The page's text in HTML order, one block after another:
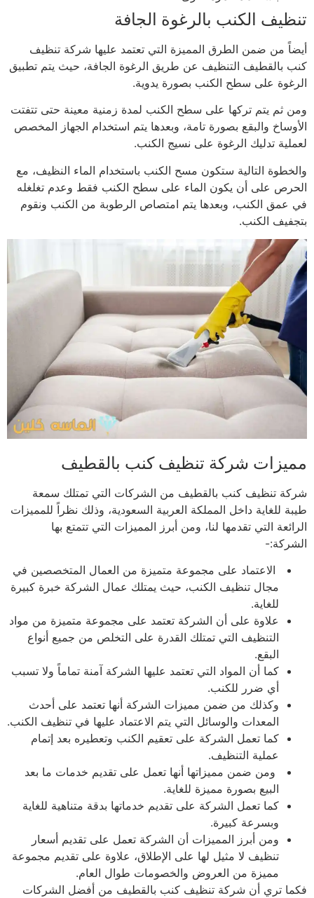
تنظيف الكنب بالرغوة الجافة
أيضاً من ضمن الطرق المميزة التي تعتمد عليها شركة تنظيف
كنب بالقطيف التنظيف عن طريق الرغوة الجافة، حيث يتم تطبيق
الرغوة على سطح الكنب بصورة يدوية.
ومن ثم يتم تركها على سطح الكنب لمدة زمنية معينة حتى تتفتت
الأوساخ والبقع بصورة تامة، وبعدها يتم استخدام الجهاز المخصص
لعملية تدليك الرغوة على نسيج الكنب.
والخطوة التالية ستكون مسح الكنب باستخدام الماء النظيف، مع
الحرص على أن يكون الماء على سطح الكنب فقط وعدم تغلغله
في عمق الكنب، وبعدها يتم امتصاص الرطوبة من الكنب ونقوم
بتجفيف الكنب.
مميزات شركة تنظيف كنب بالقطيف
شركة تنظيف كنب بالقطيف من الشركات التي تمتلك سمعة
طيبة للغاية داخل المملكة العربية السعودية، وذلك نظراً للمميزات
الرائعة التي تقدمها لنا، ومن أبرز المميزات التي تتمتع بها
الشركة:-
الاعتماد على مجموعة متميزة من العمال المتخصصين في
مجال تنظيف الكنب، حيث يمتلك عمال الشركة خبرة كبيرة
للغاية.
علاوة على أن الشركة تعتمد على مجموعة متميزة من مواد
التنظيف التي تمتلك القدرة على التخلص من جميع أنواع
البقع.
كما أن المواد التي تعتمد عليها الشركة آمنة تماماً ولا تسبب
أي ضرر للكنب.
وكذلك من ضمن مميزات الشركة أنها تعتمد على أحدث
المعدات والوسائل التي يتم الاعتماد عليها في تنظيف الكنب.
كما تعمل الشركة على تعقيم الكنب وتعطيره بعد إتمام
عملية التنظيف.
ومن ضمن مميزاتها أنها تعمل على تقديم خدمات ما بعد
البيع بصورة مميزة للغاية.
كما تعمل الشركة على تقديم خدماتها بدقة متناهية للغاية
وبسرعة كبيرة.
ومن أبرز المميزات أن الشركة تعمل على تقديم أسعار
تنظيف لا مثيل لها على الإطلاق، علاوة على تقديم مجموعة
مميزة من العروض والخصومات طوال العام.
فكما تري أن شركة تنظيف كنب بالقطيف من أفضل الشركات